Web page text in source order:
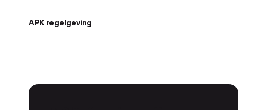
APK regelgeving